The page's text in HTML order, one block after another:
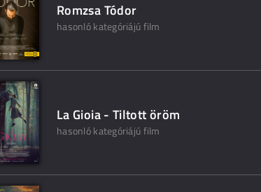
Romzsa Tódor
hasonló kategóriájú film
La Gioia - Tiltott öröm
hasonló kategóriájú film